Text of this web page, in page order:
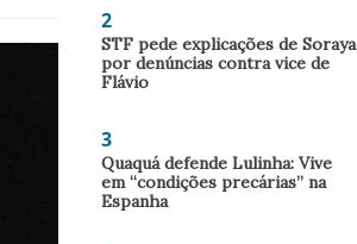
2
STF pede explicações de Soraya
por denúncias contra vice de
Flávio
3
Quaquá defende Lulinha: Vive
em “condições precárias” na
Espanha